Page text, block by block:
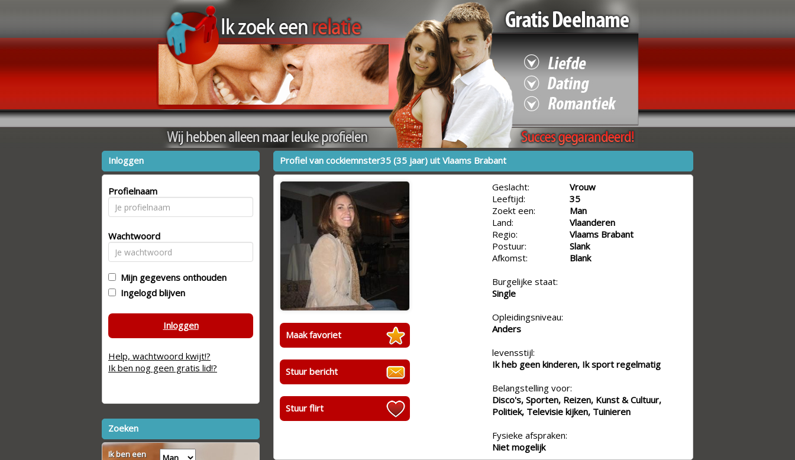
Profiel van cockiemnster35 (35 jaar) uit Vlaams Brabant
Maak favoriet
Stuur bericht
Stuur flirt
Geslacht:
Vrouw
Leeftijd:
35
Zoekt een:
Man
Land:
Vlaanderen
Regio:
Vlaams Brabant
Postuur:
Slank
Afkomst:
Blank
Burgelijke staat:
Single
Opleidingsniveau:
Anders
levensstijl:
Ik heb geen kinderen, Ik sport regelmatig
Belangstelling voor:
Disco's, Sporten, Reizen, Kunst & Cultuur,
Politiek, Televisie kijken, Tuinieren
Fysieke afspraken:
Niet mogelijk
Inloggen
Profielnaam
Wachtwoord
Mijn gegevens onthouden
Ingelogd blijven
Inloggen
Help, wachtwoord kwijt!?
Ik ben nog geen gratis lid!?
Zoeken
Ik ben een